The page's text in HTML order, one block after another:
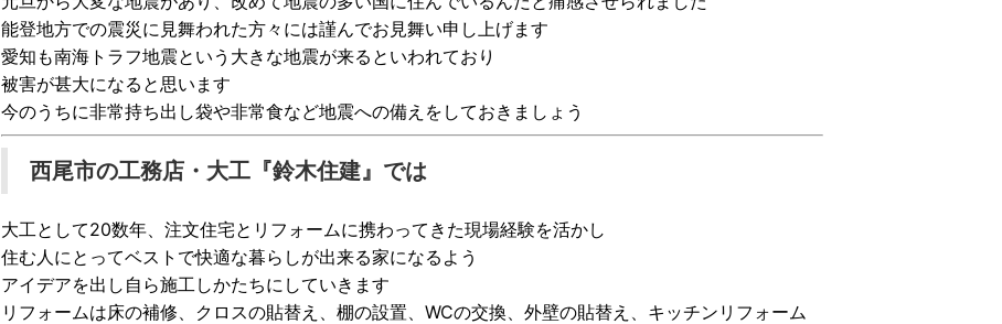
能登地方での震災に見舞われた方々には謹んでお見舞い申し上げます
愛知も南海トラフ地震という大きな地震が来るといわれており
被害が甚大になると思います
今のうちに非常持ち出し袋や非常食など地震への備えをしておきましょう
西尾市の工務店・大工『鈴木住建』では
大工として20数年、注文住宅とリフォームに携わってきた現場経験を活かし
住む人にとってベストで快適な暮らしが出来る家になるよう
アイデアを出し自ら施工しかたちにしていきます
リフォームは床の補修、クロスの貼替え、棚の設置、WCの交換、外壁の貼替え、キッチンリフォーム